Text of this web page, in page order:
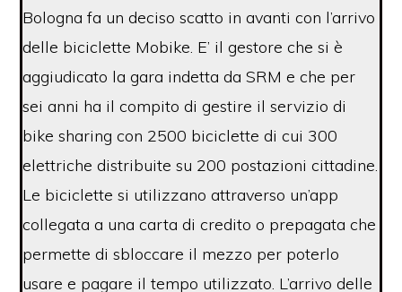
Bologna fa un deciso scatto in avanti con l’arrivo
delle biciclette Mobike. E’ il gestore che si è
aggiudicato la gara indetta da SRM e che per
sei anni ha il compito di gestire il servizio di
bike sharing con 2500 biciclette di cui 300
elettriche distribuite su 200 postazioni cittadine.
Le biciclette si utilizzano attraverso un’app
collegata a una carta di credito o prepagata che
permette di sbloccare il mezzo per poterlo
usare e pagare il tempo utilizzato. L’arrivo delle